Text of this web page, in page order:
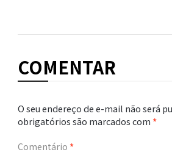
COMENTAR
O seu endereço de e-mail não será
obrigatórios são marcados com*
Comentário *